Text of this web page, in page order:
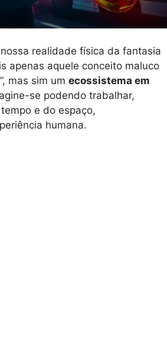
realidade física da fantasia
apenas aquele conceito maluco
mas sim um ecossistema em
se podendo trabalhar,
e do espaço,
humana.